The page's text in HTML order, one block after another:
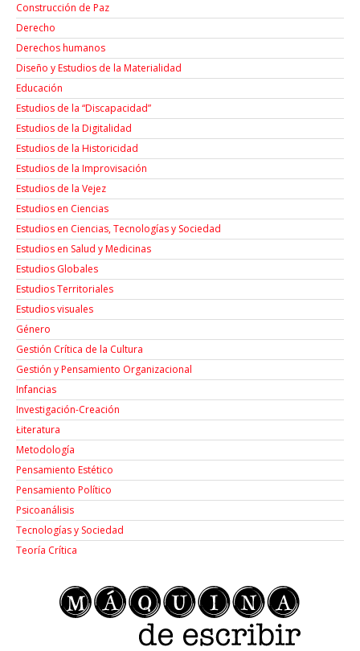
Construcción de Paz
Derecho
Derechos humanos
Diseño y Estudios de la Materialidad
Educación
Estudios de la “Discapacidad”
Estudios de la Digitalidad
Estudios de la Historicidad
Estudios de la Improvisación
Estudios de la Vejez
Estudios en Ciencias
Estudios en Ciencias, Tecnologías y Sociedad
Estudios en Salud y Medicinas
Estudios Globales
Estudios Territoriales
Estudios visuales
Género
Gestión Crítica de la Cultura
Gestión y Pensamiento Organizacional
Infancias
Investigación-Creación
Łiteratura
Metodología
Pensamiento Estético
Pensamiento Político
Psicoanálisis
Tecnologías y Sociedad
Teoría Crítica